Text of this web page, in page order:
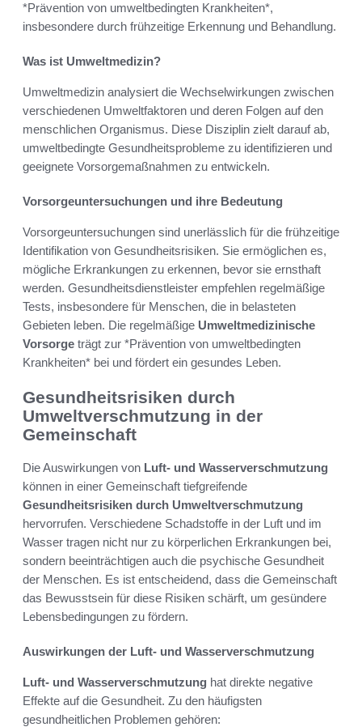
*Prävention von umweltbedingten Krankheiten*,
insbesondere durch frühzeitige Erkennung und Behandlung.
Was ist Umweltmedizin?
Umweltmedizin analysiert die Wechselwirkungen zwischen
verschiedenen Umweltfaktoren und deren Folgen auf den
menschlichen Organismus. Diese Disziplin zielt darauf ab,
umweltbedingte Gesundheitsprobleme zu identifizieren und
geeignete Vorsorgemaßnahmen zu entwickeln.
Vorsorgeuntersuchungen und ihre Bedeutung
Vorsorgeuntersuchungen sind unerlässlich für die frühzeitige
Identifikation von Gesundheitsrisiken. Sie ermöglichen es,
mögliche Erkrankungen zu erkennen, bevor sie ernsthaft
werden. Gesundheitsdienstleister empfehlen regelmäßige
Tests, insbesondere für Menschen, die in belasteten
Gebieten leben. Die regelmäßige Umweltmedizinische
Vorsorge trägt zur *Prävention von umweltbedingten
Krankheiten* bei und fördert ein gesundes Leben.
Gesundheitsrisiken durch
Umweltverschmutzung in der
Gemeinschaft
Die Auswirkungen von Luft- und Wasserverschmutzung
können in einer Gemeinschaft tiefgreifende
Gesundheitsrisiken durch Umweltverschmutzung
hervorrufen. Verschiedene Schadstoffe in der Luft und im
Wasser tragen nicht nur zu körperlichen Erkrankungen bei,
sondern beeinträchtigen auch die psychische Gesundheit
der Menschen. Es ist entscheidend, dass die Gemeinschaft
das Bewusstsein für diese Risiken schärft, um gesündere
Lebensbedingungen zu fördern.
Auswirkungen der Luft- und Wasserverschmutzung
Luft- und Wasserverschmutzung hat direkte negative
Effekte auf die Gesundheit. Zu den häufigsten
gesundheitlichen Problemen gehören: